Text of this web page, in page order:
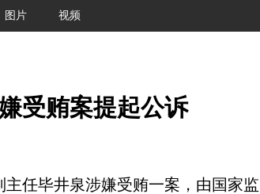
图片 视频
受贿案提起公诉
任毕井泉涉嫌受贿一案，由国家监